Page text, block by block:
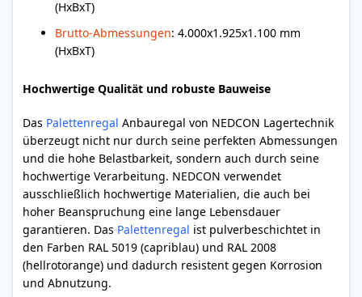
(HxBxT)
Brutto-Abmessungen: 4.000x1.925x1.100 mm
(HxBxT)
Hochwertige Qualität und robuste Bauweise
Das Palettenregal Anbauregal von NEDCON Lagertechnik
überzeugt nicht nur durch seine perfekten Abmessungen
und die hohe Belastbarkeit, sondern auch durch seine
hochwertige Verarbeitung. NEDCON verwendet
ausschließlich hochwertige Materialien, die auch bei
hoher Beanspruchung eine lange Lebensdauer
garantieren. Das Palettenregal ist pulverbeschichtet in
den Farben RAL 5019 (capriblau) und RAL 2008
(hellrotorange) und dadurch resistent gegen Korrosion
und Abnutzung.